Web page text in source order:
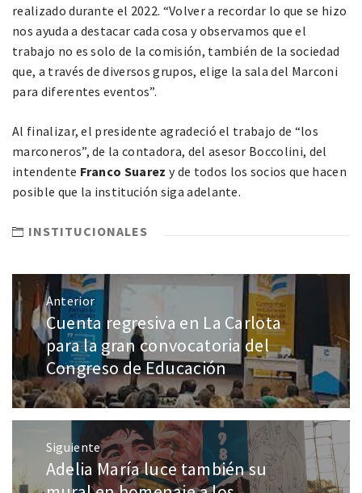
realizado durante el 2022. “Volver a recordar lo que se hizo
nos ayuda a destacar cada cosa y observamos que el
trabajo no es solo de la comisión, también de la sociedad
que, a través de diversos grupos, elige la sala del Marconi
para diferentes eventos”.
Al finalizar, el presidente agradeció el trabajo de “los
marconeros”, de la contadora, del asesor Boccolini, del
intendente Franco Suarezy de todos los socios que hacen
posible que la institución siga adelante.
INSTITUCIONALES
Anterior
Cuenta regresiva en La Carlota
para la gran convocatoria del
Congreso de Educación
Siguiente
Adelia María luce también su